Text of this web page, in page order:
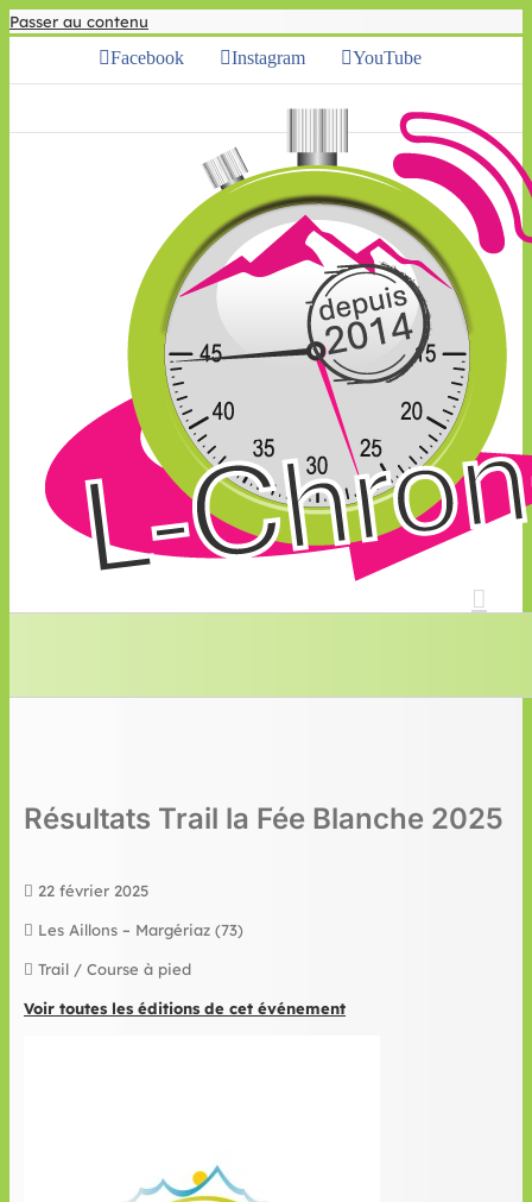
Passer au contenu
Facebook Instagram YouTube
Résultats Trail la Fée Blanche 2025
22 février 2025
Les Aillons – Margériaz (73)
Trail / Course à pied
Voir toutes les éditions de cet événement